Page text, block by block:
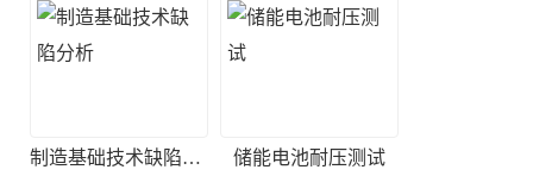
制造基础技术缺陷分析 储能电池耐压测试